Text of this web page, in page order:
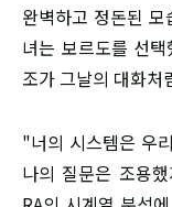
완벽하고 정돈된
녀는 보르도를 선
조가 그날의 대화처
"너의 시스템은 우
나의 질문은 조용